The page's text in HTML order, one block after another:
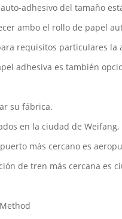
adhesivo del tamaño
ambo el rollo de papel
requisitos particulares
adhesiva es también
su fábrica.
en la ciudad de
más cercano es
de tren más cercana es